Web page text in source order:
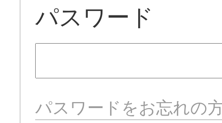
パスワード
パスワードをお忘れの